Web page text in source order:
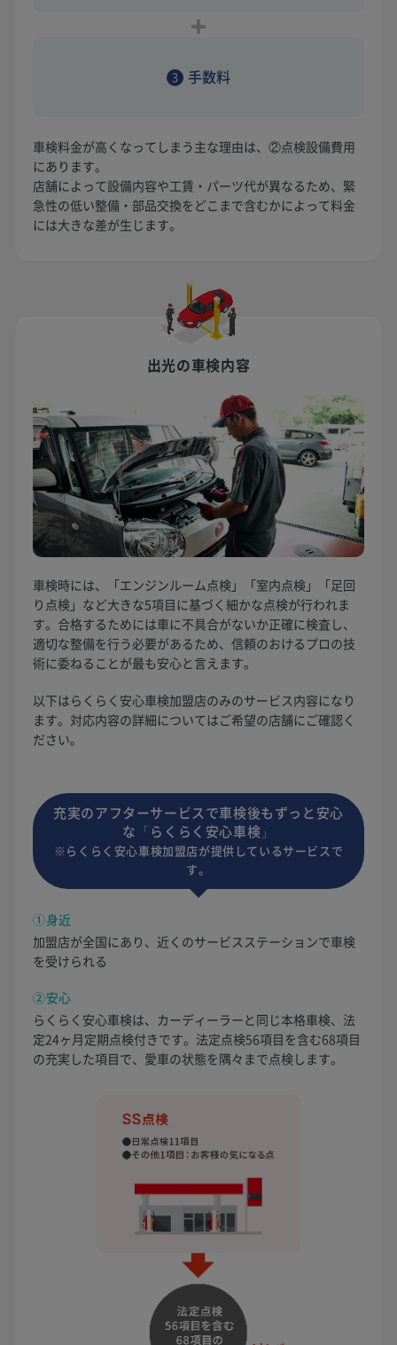
3 手数料
車検料金が高くなってしまう主な理由は、②点検設備費用
にあります。
店舗によって設備内容や工賃・パーツ代が異なるため、緊
急性の低い整備・部品交換をどこまで含むかによって料金
には大きな差が生じます。
出光の車検内容
車検時には、「エンジンルーム点検」「室内点検」「足回
り点検」など大きな5項目に基づく細かな点検が行われま
す。合格するためには車に不具合がないか正確に検査し、
適切な整備を行う必要があるため、信頼のおけるプロの技
術に委ねることが最も安心と言えます。
以下はらくらく安心車検加盟店のみのサービス内容になり
ます。対応内容の詳細についてはご希望の店舗にご確認く
ださい。
充実のアフターサービスで車検後もずっと安心
な「らくらく安心車検」
※らくらく安心車検加盟店が提供しているサービスで
す。
①身近
加盟店が全国にあり、近くのサービスステーションで車検
を受けられる
②安心
らくらく安心車検は、カーディーラーと同じ本格車検、法
定24ヶ月定期点検付きです。法定点検56項目を含む68項目
の充実した項目で、愛車の状態を隅々まで点検します。